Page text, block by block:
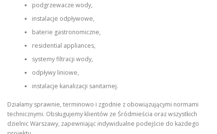
podgrzewacze wody,
instalacje odpływowe,
baterie gastronomiczne,
residential appliances,
systemy filtracji wody,
odpływy liniowe,
instalacje kanalizacji sanitarnej.
Działamy sprawnie, terminowo i zgodnie z obowiązującymi normami
technicznymi. Obsługujemy klientów ze Śródmieścia oraz wszystkich
dzielnic Warszawy, zapewniając indywidualne podejście do każdego